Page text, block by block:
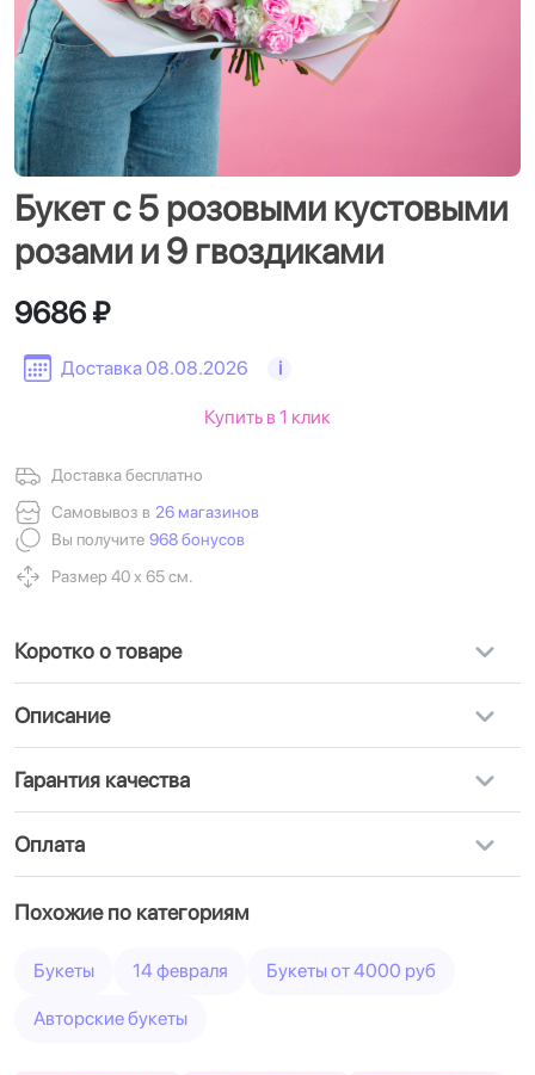
Букет с 5 розовыми кустовыми
розами и 9 гвоздиками
Доставка 08.08.2026 i
9686 ₽
Доставка бесплатно
Самовывоз в 26 магазинов
Вы получите 968 бонусов
Размер 40 х 65 см.
Купить в 1 клик
Коротко о товаре
Описание
Гарантия качества
Оплата
Похожие по категориям
Букеты 14 февраля Букеты от 4000 руб
Авторские букеты